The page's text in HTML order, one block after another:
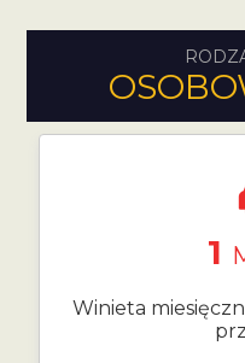
1
Winieta